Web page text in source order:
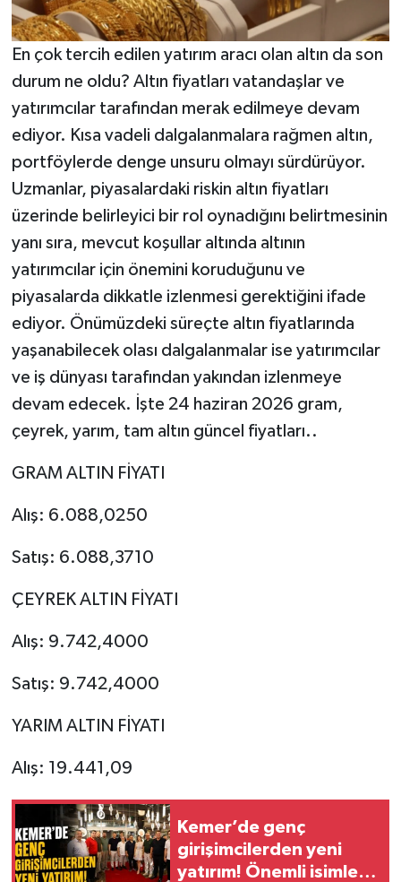
En çok tercih edilen yatırım aracı olan altın da son
durum ne oldu? Altın fiyatları vatandaşlar ve
yatırımcılar tarafından merak edilmeye devam
ediyor. Kısa vadeli dalgalanmalara rağmen altın,
portföylerde denge unsuru olmayı sürdürüyor.
Uzmanlar, piyasalardaki riskin altın fiyatları
üzerinde belirleyici bir rol oynadığını belirtmesinin
yanı sıra, mevcut koşullar altında altının
yatırımcılar için önemini koruduğunu ve
piyasalarda dikkatle izlenmesi gerektiğini ifade
ediyor. Önümüzdeki süreçte altın fiyatlarında
yaşanabilecek olası dalgalanmalar ise yatırımcılar
ve iş dünyası tarafından yakından izlenmeye
devam edecek. İşte 24 haziran 2026 gram,
çeyrek, yarım, tam altın güncel fiyatları..
GRAM ALTIN FİYATI
Alış: 6.088,0250
Satış: 6.088,3710
ÇEYREK ALTIN FİYATI
Alış: 9.742,4000
Satış: 9.742,4000
YARIM ALTIN FİYATI
Alış: 19.441,09
Kemer’de genç
girişimcilerden yeni
yatırım! Önemli isimler